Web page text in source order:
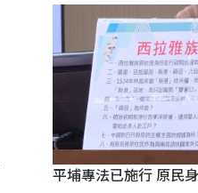
平埔專法已施行 原民